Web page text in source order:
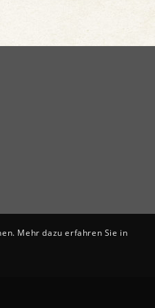
Mehr dazu erfahren Sie in